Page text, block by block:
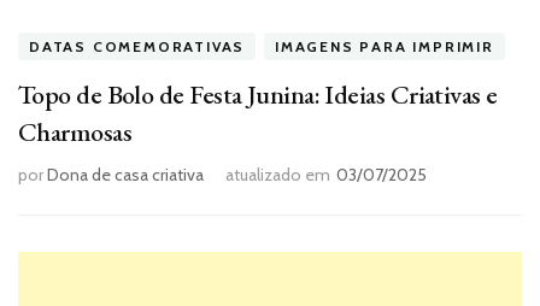
DATAS COMEMORATIVAS IMAGENS PARA IMPRIMIR
Topo de Bolo de Festa Junina: Ideias Criativas e
Charmosas
porDona de casa criativa atualizado em 03/07/2025